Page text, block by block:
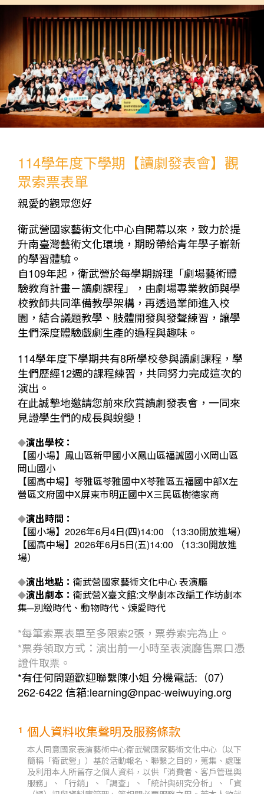
114學年度下學期【讀劇發表會】觀
眾索票表單
親愛的觀眾您好
衛武營國家藝術文化中心自開幕以來，致力於提
升南臺灣藝術文化環境，期盼帶給青年學子嶄新
的學習體驗。
自109年起，衛武營於每學期辦理「劇場藝術體
驗教育計畫－讀劇課程」，由劇場專業教師與學
校教師共同準備教學架構，再透過業師進入校
園，結合議題教學、肢體開發與發聲練習，讓學
生們深度體驗戲劇生產的過程與趣味。
114學年度下學期共有8所學校參與讀劇課程，學
生們歷經12週的課程練習，共同努力完成這次的
演出。
在此誠摯地邀請您前來欣賞讀劇發表會，一同來
見證學生們的成長與蛻變！
◆演出學校：
【國小場】鳳山區新甲國小X鳳山區福誠國小X岡山區
岡山國小
【國高中場】苓雅區苓雅國中X苓雅區五福國中部X左
營區文府國中X屏東市明正國中X三民區樹德家商
◆演出時間：
【國小場】2026年6月4日(四)14:00 （13:30開放進場）
【國高中場】2026年6月5日(五)14:00 （13:30開放進
場）
◆演出地點： 衛武營國家藝術文化中心 表演廳
◆演出劇本： 衛武營X臺文館:文學劇本改編工作坊劇本
集─別緻時代、動物時代、煉愛時代
*每筆索票表單至多限索2張，票券索完為止。
*票券領取方式：演出前一小時至表演廳售票口憑
證件取票。
*有任何問題歡迎聯繫陳小姐 分機電話:（07）
262-6422 信箱:learning@npac-weiwuying.org
1 個人資料收集聲明及服務條款
本人同意國家表演藝術中心衛武營國家藝術文化中心（以下
簡稱「衛武營」）基於活動報名、聯繫之目的，蒐集、處理
及利用本人所留存之個人資料，以供「消費者、客戶管理與
服務」、「行銷」、「調查」、「統計與研究分析」、「資